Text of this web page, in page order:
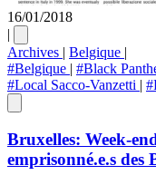
16/01/2018
|
Archives | Belgique |
#Belgique | #Black
#Local Sacco-Vanzetti |
Bruxelles: Week-
emprisonné.e.s des